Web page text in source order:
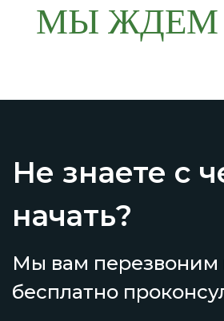
МЫ ЖДЕМ
Не знаете с
начать?
Мы вам перезвоним
бесплатно